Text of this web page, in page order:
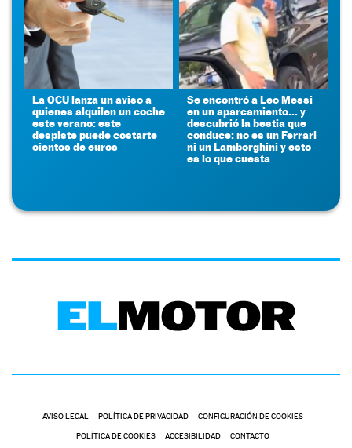
La OCU lanza un aviso a
quienes alquilen un coche
este verano: este
despiste puede costarte
cientos de euros
Se encontró a Leo Messi
en un aparcamiento... y
descubrió la bestia que
conduce: no es un Ferrari
ni un Lamborghini y esto
es lo que cuesta
AVISO LEGAL POLÍTICA DE PRIVACIDAD CONFIGURACIÓN DE COOKIES
POLÍTICA DE COOKIES ACCESIBILIDAD CONTACTO